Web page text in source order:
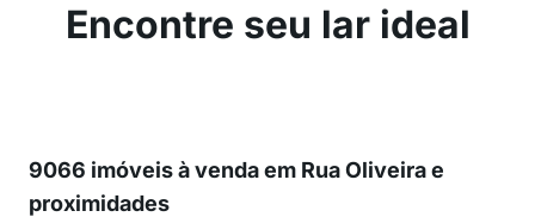
Encontre seu lar ideal
9066 imóveis à venda em Rua Oliveira e
proximidades